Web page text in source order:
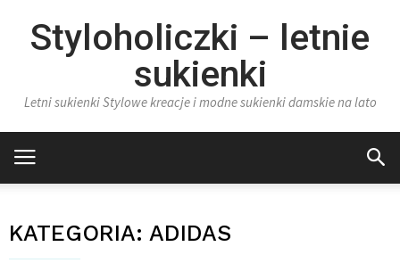
Styloholiczki – letnie
sukienki
Letni sukienki Stylowe kreacje i modne sukienki damskie na lato
KATEGORIA: ADIDAS